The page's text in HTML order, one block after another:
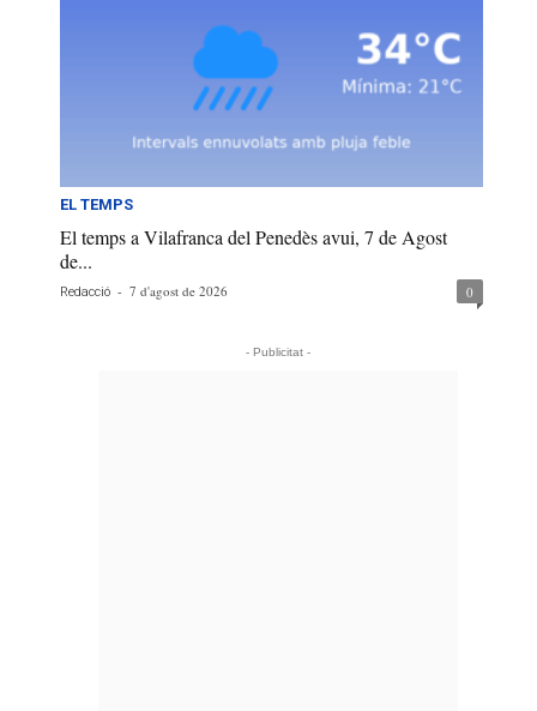
EL TEMPS
El temps a Vilafranca del Penedès avui, 7 de Agost
de...
Redacció - 7 d'agost de 2026 0
- Publicitat -